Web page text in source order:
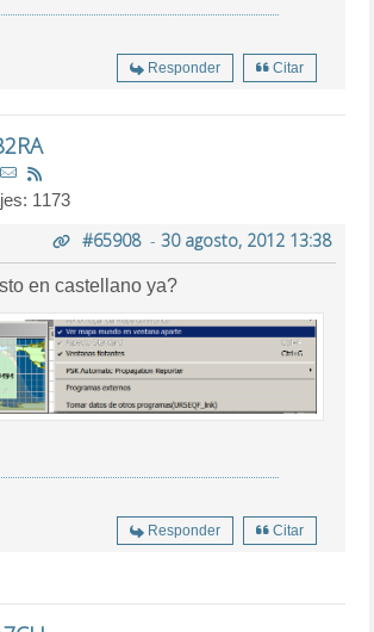
Responder Citar
1173
#65908- 30 agosto, 2012 13:38
en castellano ya?
Responder Citar